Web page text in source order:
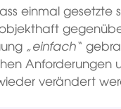
einmal
„einfach“
Anforderungen
verändert